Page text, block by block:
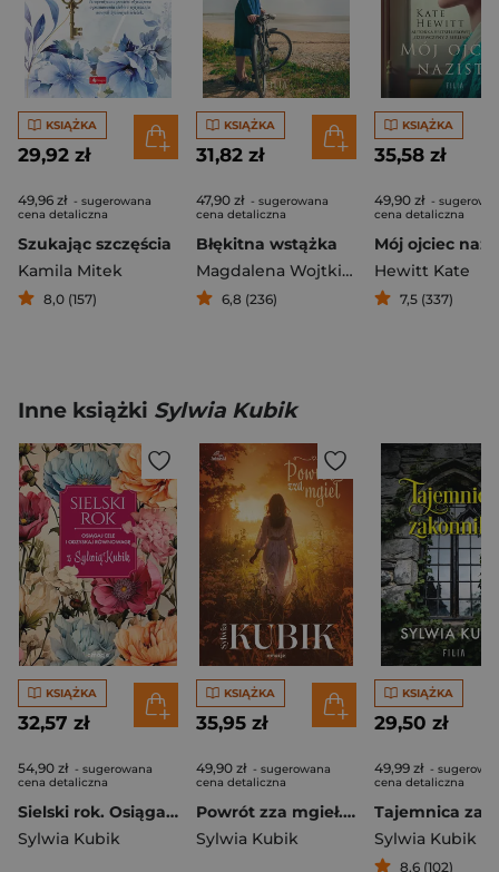
KSIĄŻKA
29,92 zł
49,96 zł - sugerowana
cena detaliczna
Szukając szczęścia
Kamila Mitek
8,0 (157)
KSIĄŻKA
31,82 zł
47,90 zł - sugerowana
cena detaliczna
Błękitna wstążka
Magdalena Wojtkiewicz
6,8 (236)
KSIĄŻKA
35,58 zł
49,90 zł -
cena detaliczna
Mój ojciec
Hewitt Kate
7,5 (337)
Inne książki Sylwia Kubik
KSIĄŻKA
32,57 zł
54,90 zł - sugerowana
cena detaliczna
Sielski rok. Osiągaj cele i odzyskaj równowagę z Sylwią Kubik
Sylwia Kubik
KSIĄŻKA
35,95 zł
49,90 zł - sugerowana
cena detaliczna
Powrót zza mgieł. Cykl Żuławski Tom 4
Sylwia Kubik
KSIĄŻKA
29,50 zł
49,99 zł -
cena detaliczna
Sylwia Kubik
8,6 (102)